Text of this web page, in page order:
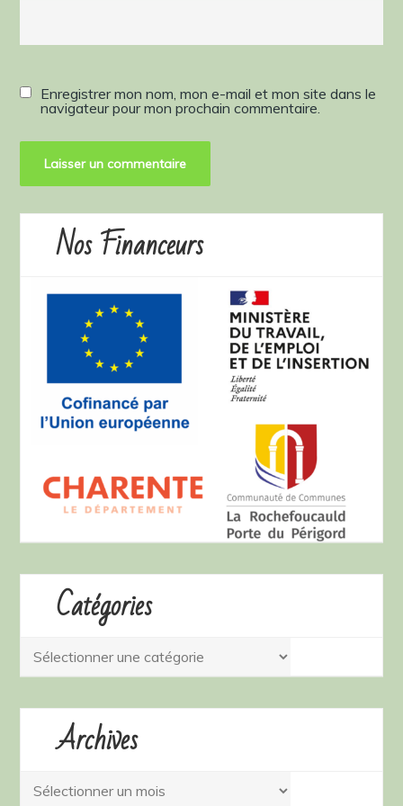
Enregistrer mon nom, mon e-mail et mon site dans le
navigateur pour mon prochain commentaire.
Nos Financeurs
Catégories
Catégories
Archives
Archives